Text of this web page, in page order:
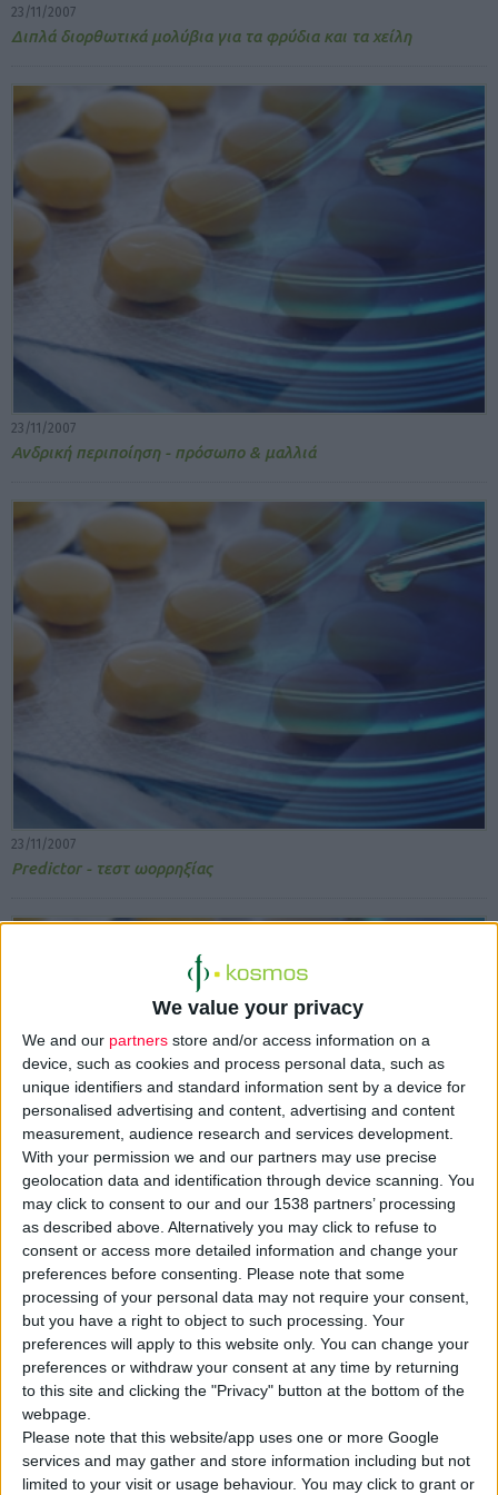
We value your privacy
We and our partners store and/or access information on a
device, such as cookies and process personal data, such as
unique identifiers and standard information sent by a device for
personalised advertising and content, advertising and content
measurement, audience research and services development.
With your permission we and our partners may use precise
geolocation data and identification through device scanning. You
may click to consent to our and our 1538 partners’ processing
as described above. Alternatively you may click to refuse to
consent or access more detailed information and change your
preferences before consenting. Please note that some
processing of your personal data may not require your consent,
but you have a right to object to such processing. Your
preferences will apply to this website only. You can change your
preferences or withdraw your consent at any time by returning
to this site and clicking the "Privacy" button at the bottom of the
webpage.
Please note that this website/app uses one or more Google
services and may gather and store information including but not
limited to your visit or usage behaviour. You may click to grant or
23/11/2007
Διπλά διορθωτικά μολύβια για τα φρύδια και τα χείλη
23/11/2007
Ανδρική περιποίηση - πρόσωπο & μαλλιά
23/11/2007
Predictor - τεστ ωορρηξίας
23/11/2007
PH-Balance®